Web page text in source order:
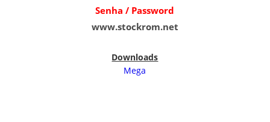
Senha / Password
www.stockrom.net
Downloads
Mega